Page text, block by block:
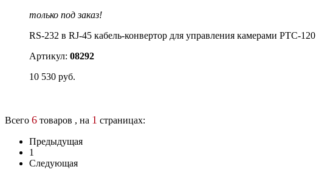
только под заказ!
RS-232 в RJ-45 кабель-конвертор для управления камерами PTC-120
Артикул: 08292
10 530 руб.
Всего 6 товаров , на 1 страницах:
Предыдущая
1
Следующая